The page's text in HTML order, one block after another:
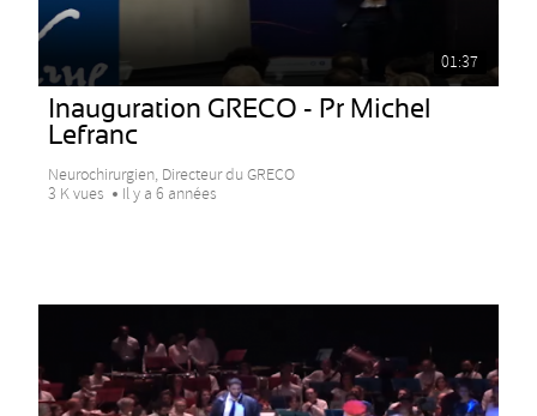
01:37
Inauguration GRECO - Pr Michel
Lefranc
Neurochirurgien, Directeur du GRECO
3 K vues
Il y a 6 années